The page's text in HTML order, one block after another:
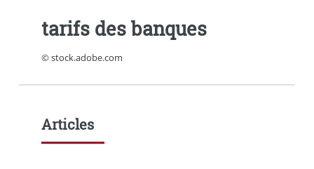
tarifs des banques
© stock.adobe.com
Articles